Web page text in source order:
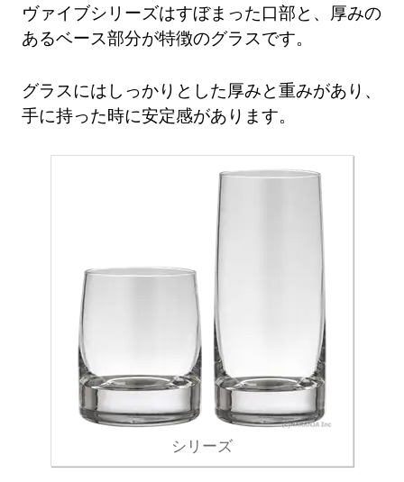
ヴァイブシリーズはすぼまった口部と、厚みの
あるベース部分が特徴のグラスです。
グラスにはしっかりとした厚みと重みがあり、
手に持った時に安定感があります。
シリーズ